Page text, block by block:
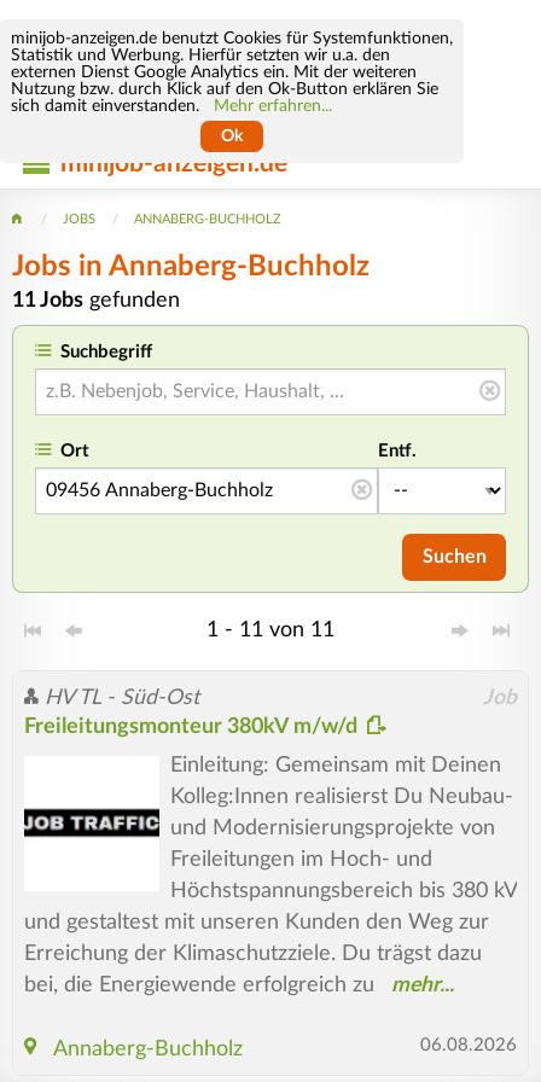
minijob-anzeigen.de benutzt Cookies für Systemfunktionen,
Statistik und Werbung. Hierfür setzten wir u.a. den
externen Dienst Google Analytics ein. Mit der weiteren
Nutzung bzw. durch Klick auf den Ok-Button erklären Sie
sich damit einverstanden.
Mehr erfahren...
Ok
minijob-anzeigen.de
JOBS ANNABERG-BUCHHOLZ
Jobs in Annaberg-Buchholz
11 Jobs gefunden
Suchbegriff
Ort Entf.
Suchen
1 - 11 von 11
HV TL - Süd-Ost Job
Freileitungsmonteur 380kV m/w/d
Einleitung: Gemeinsam mit Deinen
Kolleg:Innen realisierst Du Neubau-
und Modernisierungsprojekte von
Freileitungen im Hoch- und
Höchstspannungsbereich bis 380 kV
und gestaltest mit unseren Kunden den Weg zur
Erreichung der Klimaschutzziele. Du trägst dazu
bei, die Energiewende erfolgreich zu
Annaberg-Buchholz 06.08.2026